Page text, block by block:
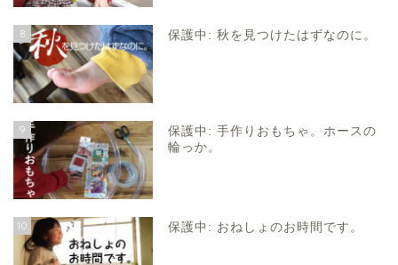
8 保護中: 秋を見つけたはずなのに。
9
保護中: 手作りおもちゃ。ホースの
輪っか。
10 保護中: おねしょのお時間です。